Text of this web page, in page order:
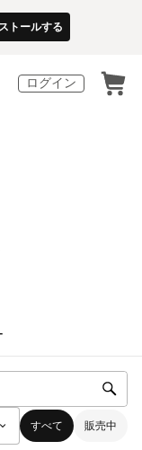
トールする
ログイン
すべて 販売中